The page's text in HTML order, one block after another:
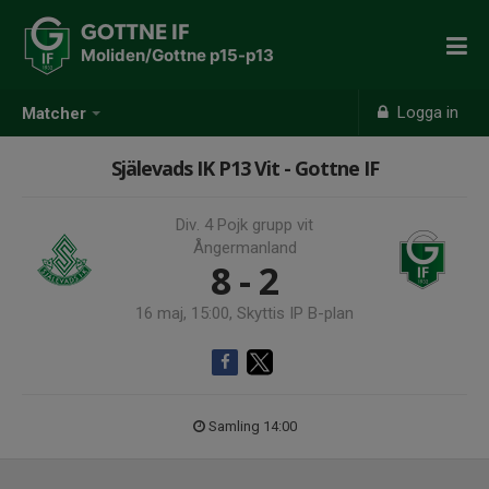
Matcher Logga in
GOTTNE IF
Moliden/Gottne p15-p13
Själevads IK P13 Vit - Gottne IF
Div. 4 Pojk grupp vit
Ångermanland
8 - 2
16 maj, 15:00, Skyttis IP B-plan
Samling 14:00